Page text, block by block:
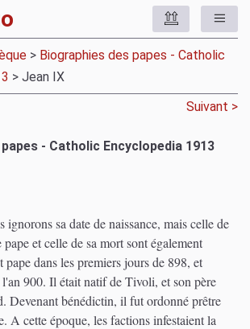
> Biographies des papes - Catholic
> Jean IX
Suivant >
- Catholic Encyclopedia 1913
ignorons sa date de naissance, mais celle de
et celle de sa mort sont également
dans les premiers jours de 898, et
900. Il était natif de Tivoli, et son père
Devenant bénédictin, il fut ordonné prêtre
A cette époque, les factions infestaient la